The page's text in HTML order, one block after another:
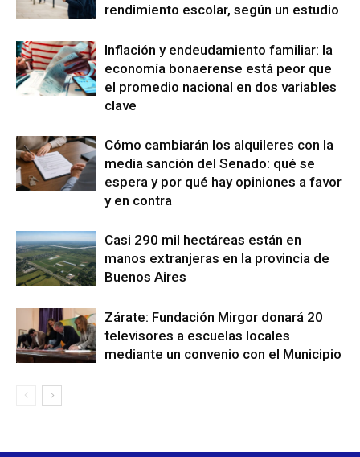
rendimiento escolar, según un estudio
Inflación y endeudamiento familiar: la
economía bonaerense está peor que
el promedio nacional en dos variables
clave
Cómo cambiarán los alquileres con la
media sanción del Senado: qué se
espera y por qué hay opiniones a favor
y en contra
Casi 290 mil hectáreas están en
manos extranjeras en la provincia de
Buenos Aires
Zárate: Fundación Mirgor donará 20
televisores a escuelas locales
mediante un convenio con el Municipio